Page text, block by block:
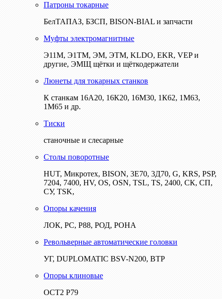
Патроны токарные
БелТАПАЗ, БЗСП, BISON-BIAL и запчасти
Муфты электромагнитные
Э11М, Э1ТМ, ЭМ, ЭТМ, KLDO, EKR, VEP и
другие, ЭМЩ щётки и щёткодержатели
Люнеты для токарных станков
К станкам 16А20, 16К20, 16М30, 1К62, 1М63,
1М65 и др.
Тиски
станочные и слесарные
Столы поворотные
HUT, Микротех, BISON, 3Е70, 3Д70, G, KRS, PSP,
7204, 7400, HV, OS, OSN, TSL, TS, 2400, СК, СП,
СУ, TSK,
Опоры качения
ЛОК, РС, Р88, РОД, РОНА
Револьверные автоматические головки
УГ, DUPLOMATIC BSV-N200, ВТР
Опоры клиновые
ОСТ2 Р79